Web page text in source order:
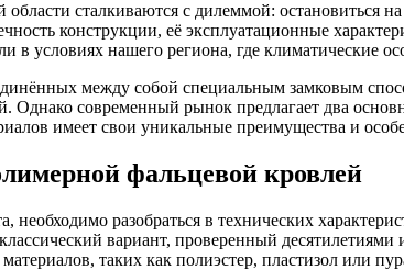
сталкиваются с дилеммой: остановиться
конструкции, её эксплуатационные
в условиях нашего региона, где климатические
между собой специальным замковым
Однако современный рынок предлагает два
имеет свои уникальные преимущества и
фальцевой кровлей
разобраться в технических
вариант, проверенный
таких как полиэстер, пластизол или